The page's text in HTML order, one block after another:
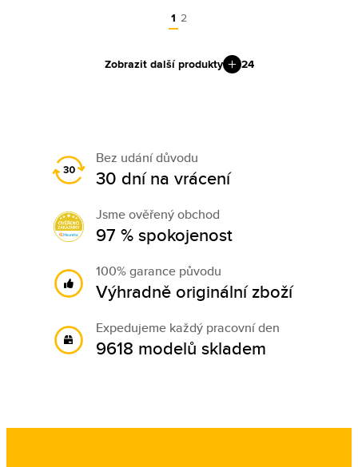
1 2
Zobrazit další produkty 24
Bez udání důvodu
30 dní na vrácení
Jsme ověřený obchod
97 % spokojenost
100% garance původu
Výhradně originální zboží
Expedujeme každý pracovní den
9618 modelů skladem